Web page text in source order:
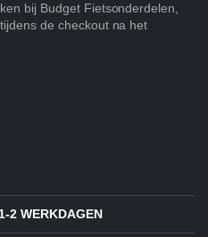
bij Budget Fietsonderdelen,
de checkout na het
2 WERKDAGEN